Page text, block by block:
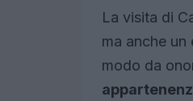
La visita di
ma anche
modo da